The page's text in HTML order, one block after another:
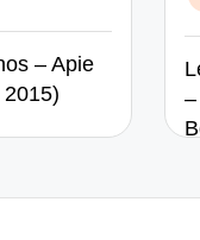
– Apie
–